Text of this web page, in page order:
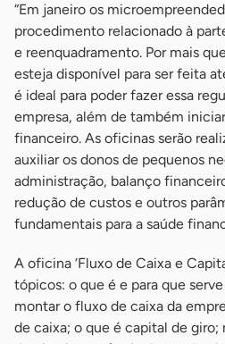
“Em janeiro os
procedimento relacionado à
e reenquadramento. Por mais
esteja disponível para ser feita
é ideal para poder fazer essa
empresa, além de também
financeiro. As oficinas serão
auxiliar os donos de pequenos
administração, balanço
redução de custos e outros
fundamentais para a saúde
A oficina ‘Fluxo de Caixa e
tópicos: o que é e para que
montar o fluxo de caixa da
de caixa; o que é capital de giro;